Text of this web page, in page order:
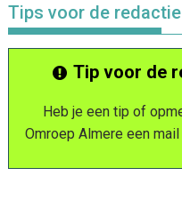
Tips voor de redactie
Tip voor de
Heb je een tip of
Omroep Almere een mail